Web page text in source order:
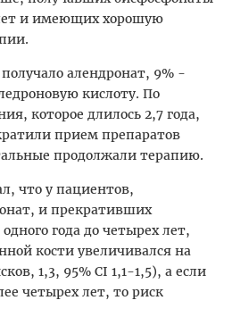
и имеющих хорошую
алендронат, 9% -
кислоту. По
которое длилось 2,7 года,
прием препаратов
продолжали терапию.
что у пациентов,
и прекративших
года до четырех лет,
кости увеличивался на
1,3, 95% CI 1,1-1,5), а если
четырех лет, то риск